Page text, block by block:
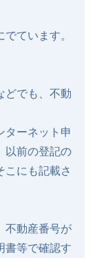
ています。
どでも、不動
ターネット申
以前の登記の
こにも記載さ
不動産番号が
書等で確認す